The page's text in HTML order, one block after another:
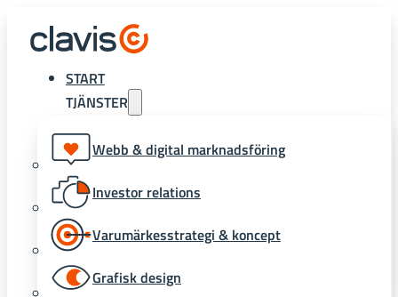
START
TJÄNSTER
Webb & digital marknadsföring
Investor relations
Varumärkesstrategi & koncept
Grafisk design